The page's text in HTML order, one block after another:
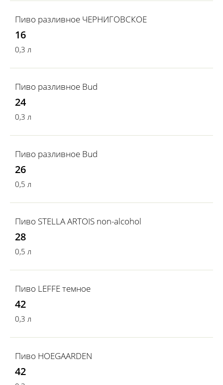
Пиво разливное ЧЕРНИГОВСКОЕ
16
0,3 л
Пиво разливное Bud
24
0,3 л
Пиво разливное Bud
26
0,5 л
Пиво STELLA ARTOIS non-alcohol
28
0,5 л
Пиво LEFFE темное
42
0,3 л
Пиво HOEGAARDEN
42